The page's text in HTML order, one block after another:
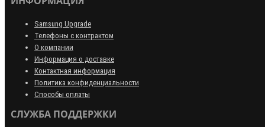
Samsung Upgrade
Телефоны с контрактом
О компании
Информация о доставке
Контактная информация
Политика конфиденциальности
Способы оплаты
СЛУЖБА ПОДДЕРЖКИ